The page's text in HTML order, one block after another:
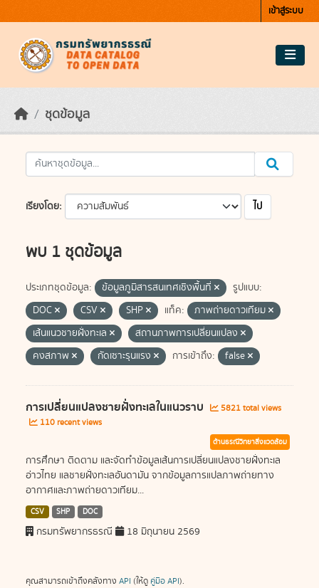
เข้าสู่ระบบ
ชุดข้อมูล
เรียงโดย ไป
พบ 1 ชุดข้อมูล
ประเภทชุดข้อมูล: ข้อมูลภูมิสารสนเทศเชิงพื้นที่
รูปแบบ:
DOC
CSV SHP แท็ค:
ภาพถ่ายดาวเทียม
เส้นแนวชายฝั่งทะเล
สถานภาพการเปลี่ยนแปลง
คงสภาพ
กัดเซาะรุนแรง การเข้าถึง: false
การเปลี่ยนแปลงชายฝั่งทะเลในแนวราบ
5821 total views
110 recent views
ด้านธรณีวิทยาสิ่งแวดล้อม
การศึกษา ติดตาม และจัดทำข้อมูลเส้นการเปลี่ยนแปลงชายฝั่งทะเล
อ่าวไทย แลชายฝั่งทะเลอันดามัน จากข้อมูลการแปลภาพถ่ายทาง
อากาศและภาพถ่ายดาวเทียม...
CSV SHP DOC
กรมทรัพยากรธรณี 18 มิถุนายน 2569
คุณสามารถเข้าถึงคลังทาง API (ให้ดู คู่มือ API).